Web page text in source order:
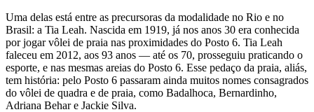
Uma delas está entre as precursoras da modalidade no Rio e no
Brasil: a Tia Leah. Nascida em 1919, já nos anos 30 era conhecida
por jogar vôlei de praia nas proximidades do Posto 6. Tia Leah
faleceu em 2012, aos 93 anos — até os 70, prosseguiu praticando o
esporte, e nas mesmas areias do Posto 6. Esse pedaço da praia, aliás,
tem história: pelo Posto 6 passaram ainda muitos nomes consagrados
do vôlei de quadra e de praia, como Badalhoca, Bernardinho,
Adriana Behar e Jackie Silva.